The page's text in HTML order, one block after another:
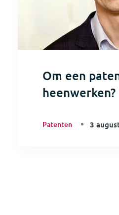
Om een
heenwerken?
Patenten 3